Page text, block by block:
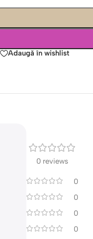
Adaugă în wishlist
0 reviews
0
0
0
0